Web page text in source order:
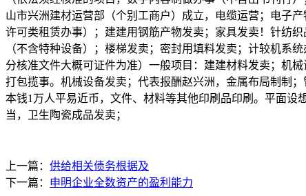
山市兴洲建材运营部（个别工商户）成立，电缆运营；电子
许可类租赁办事）；建建用钢筋产物发卖；家具发卖！针纺
（不含特种设备）；楼梯发卖；密封用填料发卖；计较机系
分核准文件大概可证件为准）一般项目：建建材料发卖；机
打包揽事。机械设备发卖；代表报酬赵兴洲，金属布局制制
本钱1万人平易近币，文件、材料等其他印刷品印刷。平面
当，卫生陶瓷成品发卖；
上一篇： 供给相关债务根据及
下一篇： 申明企业全数资产的盈利能力